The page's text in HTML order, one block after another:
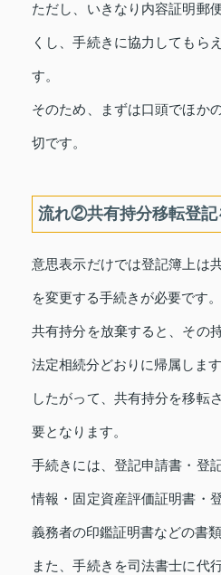
ただし、いきなり内容証明郵
くし、手続きに協力してもら
す。
そのため、まずは口頭でほか
切です。
流れ②共有持分移転登記
意思表示だけでは登記簿上は
を変更する手続きが必要です。
共有持分を放棄すると、その
法定相続分どおりに帰属します
したがって、共有持分を移転
要となります。
手続きには、登記申請書・登
情報・固定資産評価証明書・
義務者の印鑑証明書などの書類
また、手続きを司法書士に代